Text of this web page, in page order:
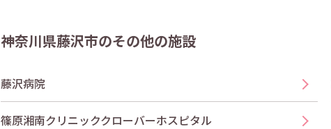
神奈川県藤沢市のその他の施設
藤沢病院
篠原湘南クリニッククローバーホスピタル